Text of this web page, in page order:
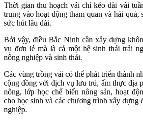
Thời gian thu hoạch vải chỉ kéo dài vài
trung vào hoạt động tham quan và hái quả,
sức hút lâu dài.
Bởi vậy, điều Bắc Ninh cần xây dựng
vụ đơn lẻ mà là cả một hệ sinh thái trải
nông nghiệp và sinh thái.
Các vùng trồng vải có thể phát triển thành
cộng đồng với dịch vụ lưu trú, ẩm thực địa
nông, lớp học chế biến nông sản, hoạt
cho học sinh và các chương trình xây dựng
nghiệp.